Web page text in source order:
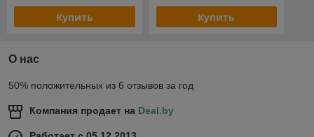
Купить Купить
О нас
50% положительных из 6 отзывов за год
Компания продает на Deal.by